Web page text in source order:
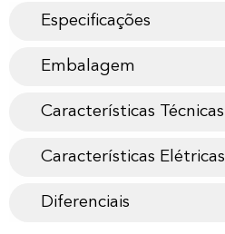
Especificações
Embalagem
Características Técnicas
Características Elétricas
Diferenciais